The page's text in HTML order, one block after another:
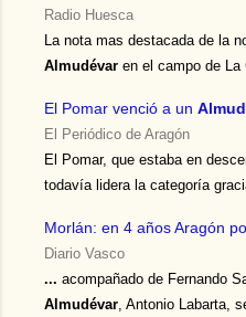
Radio Huesca
La nota mas destacada de la
Almudévar en el campo de La
El Pomar venció a un
El Periódico de Aragón
El Pomar, que estaba en
todavía lidera la categoría
Morlán: en 4 años Aragón
Diario Vasco
... acompañado de Fernando
Almudévar, Antonio Labarta,